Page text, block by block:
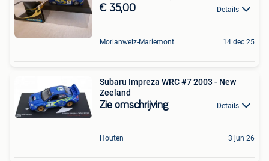
€ 35,00 Details
Morlanwelz-Mariemont 14 dec 25
Subaru Impreza WRC #7 2003 - New
Zeeland
Zie omschrijving Details
Houten 3 jun 26